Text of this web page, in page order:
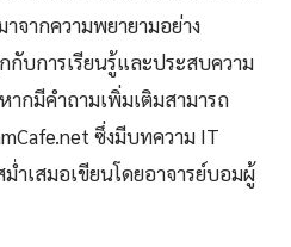
จากความพยายามอย่าง
บการเรียนรู้และประสบความ
ากมีคำถามเพิ่มเติมสามารถ
ซึ่งมีบทความ IT
เสมอเขียนโดยอาจารย์บอมผู้